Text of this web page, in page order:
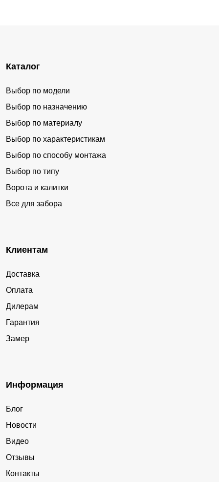
Каталог
Выбор по модели
Выбор по назначению
Выбор по материалу
Выбор по характеристикам
Выбор по способу монтажа
Выбор по типу
Ворота и калитки
Все для забора
Клиентам
Доставка
Оплата
Дилерам
Гарантия
Замер
Информация
Блог
Новости
Видео
Отзывы
Контакты